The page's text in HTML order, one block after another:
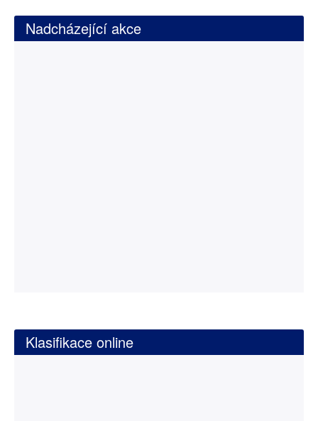
Nadcházející akce
Klasifikace online